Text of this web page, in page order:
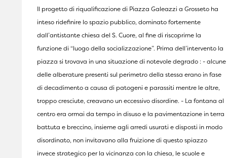
Il progetto di riqualificazione di Piazza Galeazzi a Grosseto ha
inteso ridefinire lo spazio pubblico, dominato fortemente
dall’antistante chiesa del S. Cuore, al fine di riscoprirne la
funzione di “luogo della socializzazione”. Prima dell’intervento la
piazza si trovava in una situazione di notevole degrado : - alcune
delle alberature presenti sul perimetro della stessa erano in fase
di decadimento a causa di patogeni e parassiti mentre le altre,
troppo cresciute, creavano un eccessivo disordine. - La fontana al
centro era ormai da tempo in disuso e la pavimentazione in terra
battuta e breccino, insieme agli arredi usurati e disposti in modo
disordinato, non invitavano alla fruizione di questo spiazzo
invece strategico per la vicinanza con la chiesa, le scuole e